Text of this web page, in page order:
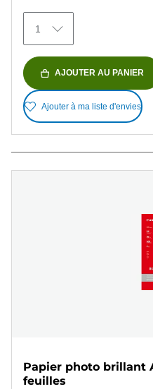
avis
1
AJOUTER AU PANIER
Ajouter à ma liste d'envies
Papier photo brillant
feuilles